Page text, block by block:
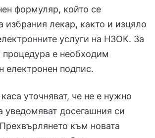
формуляр, който се
избрания лекар, както и изцяло
услуги на НЗОК. За
процедура е необходим
електронен подпис.
уточняват, че не е нужно
уведомяват досегашния си
към новата